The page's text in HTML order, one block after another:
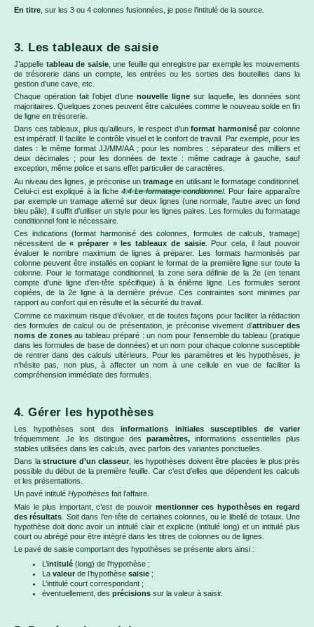
En titre , sur les 3 ou 4 colonnes fusionnées, je pose l’intitulé de la source.
3. Les tableaux de saisie
J’appelle tableau de saisie, une feuille qui enregistre par exemple les mouvements
de trésorerie dans un compte, les entrées ou les sorties des bouteilles dans la
gestion d’une cave, etc.
Chaque opération fait l’objet d’une nouvelle ligne sur laquelle, les données sont
majoritaires. Quelques zones peuvent être calculées comme le nouveau solde en fin
de ligne en trésorerie.
Dans ces tableaux, plus qu’ailleurs, le respect d’unformat harmonisépar colonne
est impératif. Il facilite le contrôle visuel et le confort de travail. Par exemple, pour les
dates : le même format JJ/MM/AA ; pour les nombres : séparateur des milliers et
deux décimales ; pour les données de texte : même cadrage à gauche, sauf
exception, même police et sans effet particulier de caractères.
Au niveau des lignes, je préconise untramage en utilisant le formatage conditionnel.
Celui-ci est expliqué à la fiche 4.4 Le formatage conditionnel. Pour faire apparaître
par exemple un tramage alterné sur deux lignes (une normale, l’autre avec un fond
bleu pâle), il suffit d’utiliser un style pour les lignes paires. Les formules du formatage
conditionnel font le nécessaire.
Ces indications (format harmonisé des colonnes, formules de calculs, tramage)
nécessitent de« préparer » les tableaux de saisie. Pour cela, il faut pouvoir
évaluer le nombre maximum de lignes à préparer. Les formats harmonisés par
colonne peuvent être installés en copiant le format de la première ligne sur toute la
colonne. Pour le formatage conditionnel, la zone sera définie de la 2e (en tenant
compte d’une ligne d’en-tête spécifique) à la énième ligne. Les formules seront
copiées, de la 2e ligne à la dernière prévue. Ces contraintes sont minimes par
rapport au confort qui en résulte et la sécurité du travail.
Comme ce maximum risque d’évoluer, et de toutes façons pour faciliter la rédaction
des formules de calcul ou de présentation, je préconise vivement d’attribuer des
noms de zonesau tableau préparé : un nom pour l’ensemble du tableau (pratique
dans les formules de base de données) et un nom pour chaque colonne susceptible
de rentrer dans des calculs ultérieurs. Pour les paramètres et les hypothèses, je
n’hésite pas, non plus, à affecter un nom à une cellule en vue de faciliter la
compréhension immédiate des formules.
4. Gérer les hypothèses
Les hypothèses sont des informations initiales susceptibles de varier
fréquemment. Je les distingue des paramètres, informations essentielles plus
stables utilisées dans les calculs, avec parfois des variantes ponctuelles.
Dans la structure d’un classeur , les hypothèses doivent être placées le plus près
possible du début de la première feuille. Car c’est d’elles que dépendent les calculs
et les présentations.
Un pavé intitulé Hypothèses fait l’affaire.
Mais le plus important, c’est de pouvoir mentionner ces hypothèses en regard
des résultats . Soit dans l’en-tête de certaines colonnes, ou le libellé de totaux. Une
hypothèse doit donc avoir un intitulé clair et explicite (intitulé long) et un intitulé plus
court ou abrégé pour être intégré dans les titres de colonnes ou de lignes.
Le pavé de saisie comportant des hypothèses se présente alors ainsi :
L’intitulé (long) de l’hypothèse ;
La valeur de l’hypothèse saisie ;
L’intitulé court correspondant ;
éventuellement, des précisions sur la valeur à saisir.